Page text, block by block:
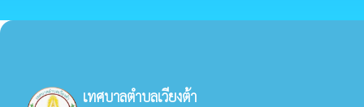
เทศบาลตำบลเวียงต้า